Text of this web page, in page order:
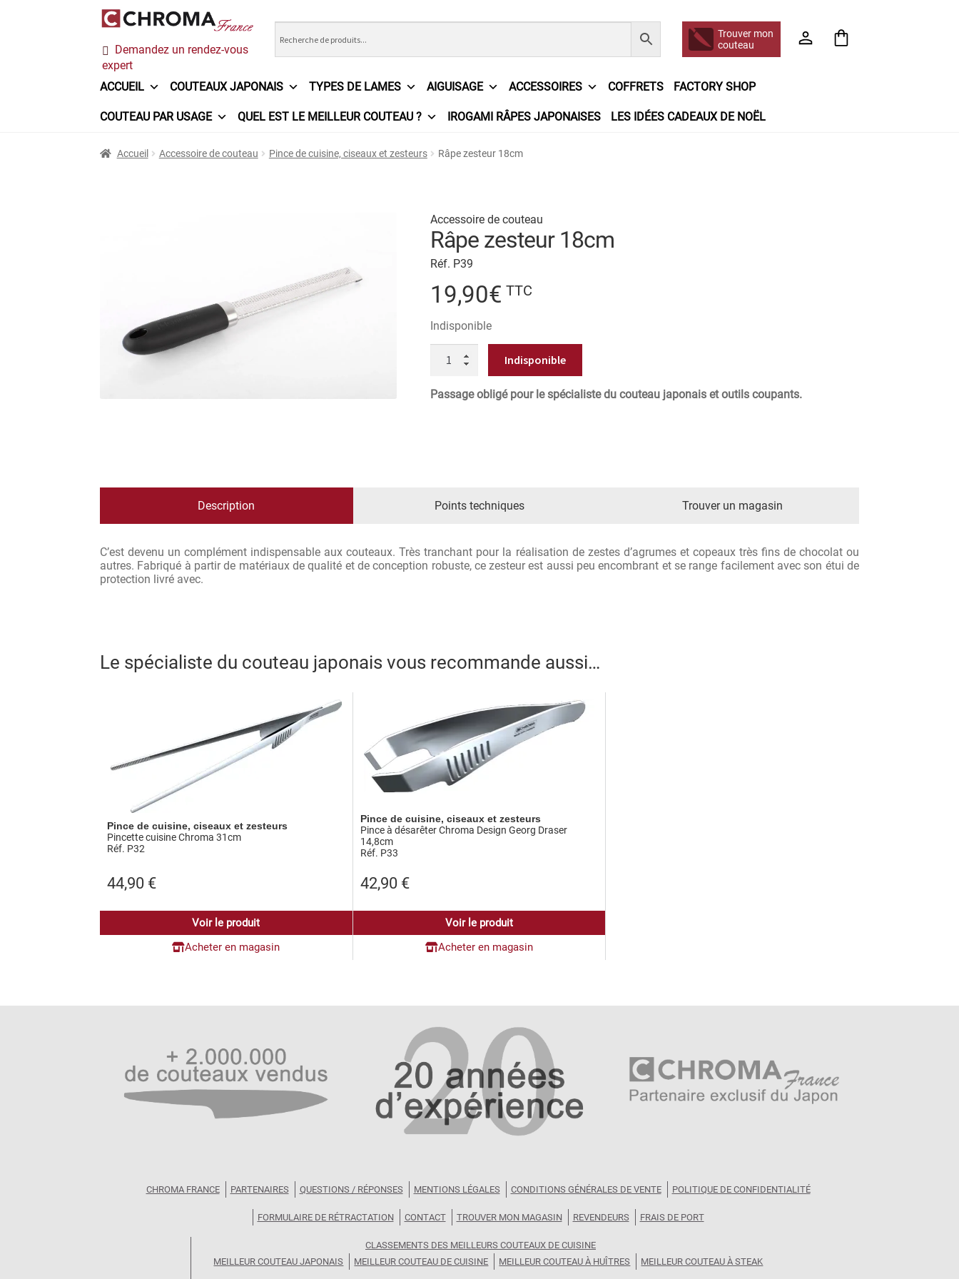
Aller
à
la
navigation
Aller
au
contenu
Demandez un rendez-vous
expert
Trouver mon
couteau
ACCUEIL COUTEAUX JAPONAIS TYPES DE LAMES AIGUISAGE ACCESSOIRES COFFRETS FACTORY SHOP
COUTEAU PAR USAGE QUEL EST LE MEILLEUR COUTEAU ? IROGAMI RÂPES JAPONAISES LES IDÉES CADEAUX DE NOËL
AccueilChroma France Commande Conditions Générales de Vente Contact Demande de devis
Revue de presse Téléchargements
Accueil Accessoire de couteau Pince de cuisine, ciseaux et zesteurs Râpe zesteur 18cm
Accessoire de couteau
Râpe zesteur 18cm
Réf. P39
19,90€ TTC
Indisponible
18CM
Passage obligé pour le spécialiste du couteau japonais et outils coupants.
Description Points techniques Trouver un magasin
C’est devenu un complément indispensable aux couteaux. Très tranchant pour la réalisation de zestes d’agrumes et copeaux très fins de chocolat ou
autres. Fabriqué à partir de matériaux de qualité et de conception robuste, ce zesteur est aussi peu encombrant et se range facilement avec son étui de
protection livré avec.
Le spécialiste du couteau japonais vous recommande aussi…
Pince de cuisine, ciseaux et zesteurs
Pincette cuisine Chroma 31cm
Réf. P32
44,90 €
Voir le produit
Acheter en magasin
Pince de cuisine, ciseaux et zesteurs
Pince à désarêter Chroma Design Georg Draser
14,8cm
Réf. P33
42,90 €
Voir le produit
Acheter en magasin
CHROMA FRANCE PARTENAIRES QUESTIONS / RÉPONSES MENTIONS LÉGALES CONDITIONS GÉNÉRALES DE VENTE POLITIQUE DE CONFIDENTIALITÉ
FORMULAIRE DE RÉTRACTATION CONTACT TROUVER MON MAGASIN REVENDEURS FRAIS DE PORT
CLASSEMENTS DES MEILLEURS COUTEAUX DE CUISINE
MEILLEUR COUTEAU JAPONAIS
MEILLEUR COUTEAU DE CUISINE MEILLEUR COUTEAU À HUÎTRES MEILLEUR COUTEAU À STEAK